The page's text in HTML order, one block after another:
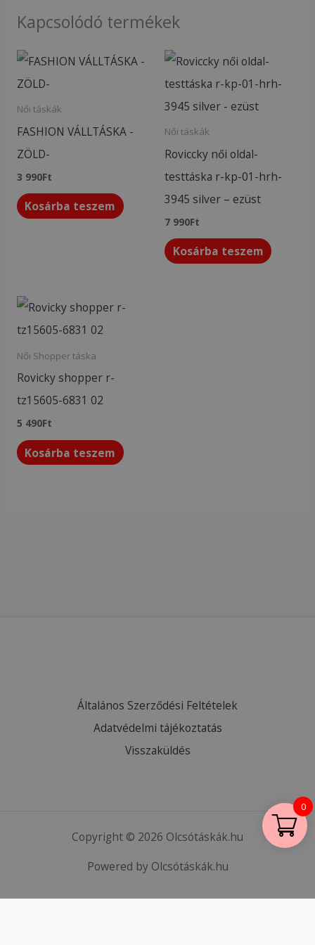
Kapcsolódó termékek
Női táskák
FASHION VÁLLTÁSKA -
ZÖLD-
3 990Ft
Kosárba teszem
Női táskák
Roviccky női oldal-
testtáska r-kp-01-hrh-
3945 silver – ezüst
7 990Ft
Kosárba teszem
Női Shopper táska
Rovicky shopper r-
tz15605-6831 02
5 490Ft
Kosárba teszem
Általános Szerződési Feltételek
Adatvédelmi tájékoztatás
Visszaküldés
Copyright © 2026 Olcsótáskák.hu
Powered by Olcsótáskák.hu
0